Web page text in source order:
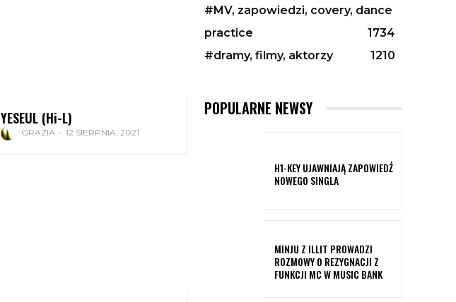
YESEUL (Hi-L)
GRAZIA - 12 SIERPNIA, 2021
#MV, zapowiedzi, covery, dance
practice
1734
#dramy, filmy, aktorzy
1210
POPULARNE NEWSY
H1-KEY UJAWNIAJĄ ZAPOWIEDŹ
NOWEGO SINGLA
MINJU Z ILLIT PROWADZI
ROZMOWY O REZYGNACJI Z
FUNKCJI MC W MUSIC BANK